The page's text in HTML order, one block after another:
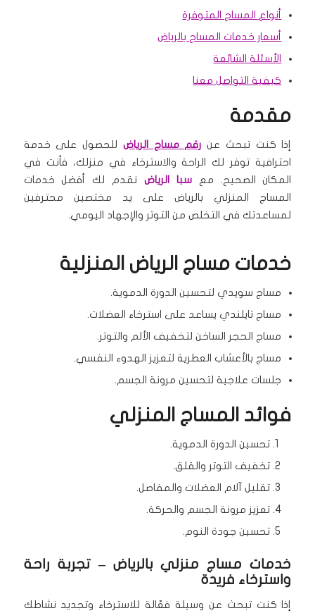
أنواع المساج المتوفرة
أسعار خدمات المساج بالرياض
الأسئلة الشائعة
كيفية التواصل معنا
مقدمة
إذا كنت تبحث عن رقم مساج الرياض للحصول على خدمة
احترافية توفر لك الراحة والاسترخاء في منزلك، فأنت في
المكان الصحيح. معسبا الرياضنقدم لك أفضل خدمات
المساج المنزلي بالرياض على يد مختصين محترفين
لمساعدتك في التخلص من التوتر والإجهاد اليومي.
خدمات مساج الرياض المنزلية
مساج سويدي لتحسين الدورة الدموية.
مساج تايلندي يساعد على استرخاء العضلات.
مساج الحجر الساخن لتخفيف الألم والتوتر.
مساج بالأعشاب العطرية لتعزيز الهدوء النفسي.
جلسات علاجية لتحسين مرونة الجسم.
فوائد المساج المنزلي
تحسين الدورة الدموية.
تخفيف التوتر والقلق.
تقليل آلام العضلات والمفاصل.
تعزيز مرونة الجسم والحركة.
تحسين جودة النوم.
خدمات مساج منزلي بالرياض – تجربة راحة
واسترخاء فريدة
إذا كنت تبحث عن وسيلة فعّالة للاسترخاء وتجديد نشاطك